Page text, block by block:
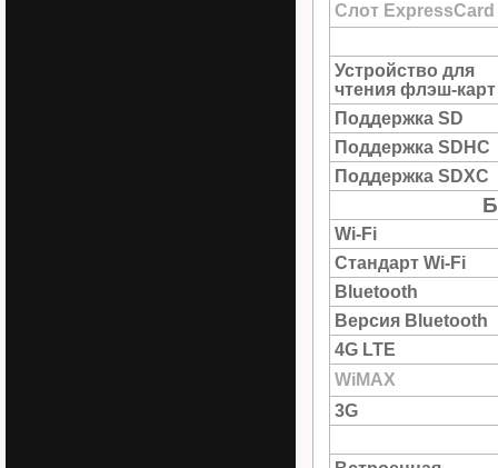
Слот ExpressCard
Устройство для
чтения флэш-карт
Поддержка SD
Поддержка SDHC
Поддержка SDXC
Wi-Fi
Стандарт Wi-Fi
Bluetooth
Версия Bluetooth
4G LTE
WiMAX
3G